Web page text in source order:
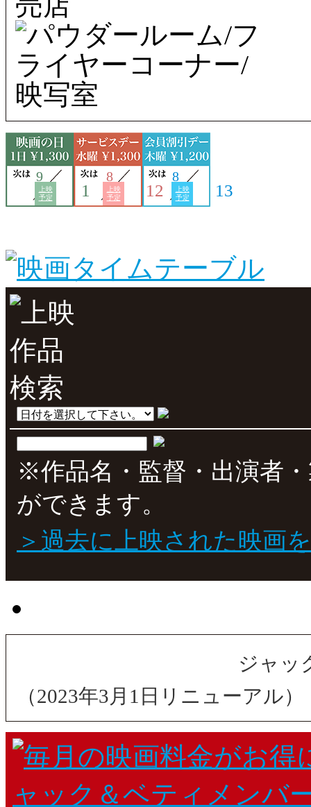
上映
予定
9
1
上映
予定
8
12
上映
予定
8
13
※作品名・監督・出演者
ができます。
＞過去に上映された映画
ジャッ
（2023年3月1日リニューアル）